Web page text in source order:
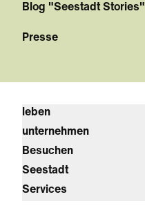
Blog "Seestadt Stories"
Presse
leben
unternehmen
Besuchen
Seestadt
Services